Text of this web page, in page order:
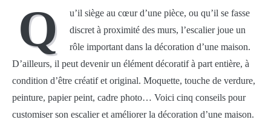
Q
u’il siège au cœur d’une pièce, ou qu’il se fasse
discret à proximité des murs, l’escalier joue un
rôle important dans la décoration d’une maison.
D’ailleurs, il peut devenir un élément décoratif à part entière, à
condition d’être créatif et original. Moquette, touche de verdure,
peinture, papier peint, cadre photo… Voici cinq conseils pour
customiser son escalier et améliorer la décoration d’une maison.